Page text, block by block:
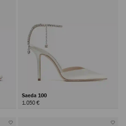
Saeda 100
1.050 €